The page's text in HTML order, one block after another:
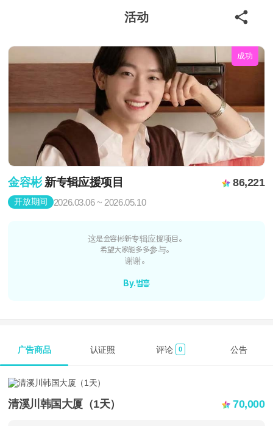
活动
成功
金容彬新专辑应援项目 86,221
开放期间 2026.03.06 ~ 2026.05.10
这是金容彬新专辑应援项目。
希望大家能多多参与。
谢谢。
By.법흥
广告商品 认证照 评论 0 公告
清溪川韩国大厦（1天） 70,000